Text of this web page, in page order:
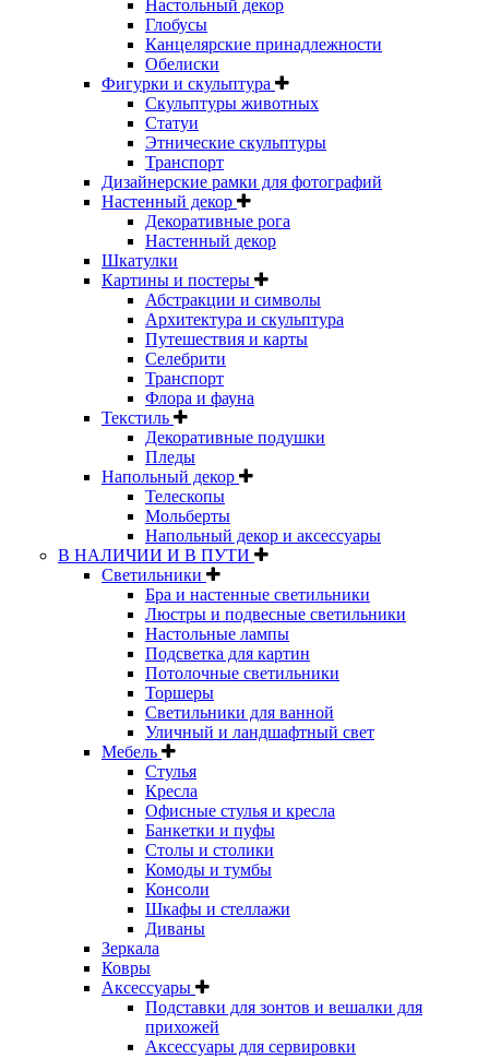
Настольный декор
Глобусы
Канцелярские принадлежности
Обелиски
Фигурки и скульптура
Скульптуры животных
Статуи
Этнические скульптуры
Транспорт
Дизайнерские рамки для фотографий
Настенный декор
Декоративные рога
Настенный декор
Шкатулки
Картины и постеры
Абстракции и символы
Архитектура и скульптура
Путешествия и карты
Селебрити
Транспорт
Флора и фауна
Текстиль
Декоративные подушки
Пледы
Напольный декор
Телескопы
Мольберты
Напольный декор и аксессуары
В НАЛИЧИИ И В ПУТИ
Светильники
Бра и настенные светильники
Люстры и подвесные светильники
Настольные лампы
Подсветка для картин
Потолочные светильники
Торшеры
Светильники для ванной
Уличный и ландшафтный свет
Мебель
Стулья
Кресла
Офисные стулья и кресла
Банкетки и пуфы
Столы и столики
Комоды и тумбы
Консоли
Шкафы и стеллажи
Диваны
Зеркала
Ковры
Аксессуары
Подставки для зонтов и вешалки для
прихожей
Аксессуары для сервировки